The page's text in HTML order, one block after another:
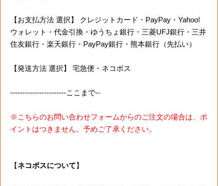
【お支払方法 選択】 クレジットカード・PayPay・Yahoo!
ウォレット・代金引換・ゆうちょ銀行・三菱UFJ銀行・三井
住友銀行・楽天銀行・PayPay銀行・熊本銀行（先払い）
【発送方法 選択】 宅急便・ネコポス
-----------------------ここまで--
※こちらのお問い合わせフォームからのご注文の場合は、ポ
イントはつきません。予めご了承ください。
【ネコポスについて】